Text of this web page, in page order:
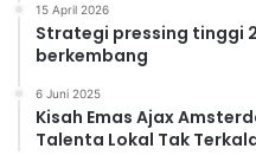
15 April 2026
Strategi pressing tinggi
berkembang
6 Juni 2025
Kisah Emas Ajax
Talenta Lokal Tak